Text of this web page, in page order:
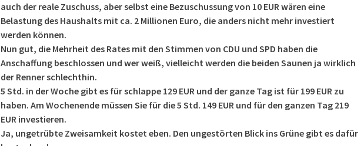
auch der reale Zuschuss, aber selbst eine Bezuschussung von 10 EUR wären eine
Belastung des Haushalts mit ca. 2 Millionen Euro, die anders nicht mehr investiert
werden können.
Nun gut, die Mehrheit des Rates mit den Stimmen von CDU und SPD haben die
Anschaffung beschlossen und wer weiß, vielleicht werden die beiden Saunen ja wirklich
der Renner schlechthin.
5 Std. in der Woche gibt es für schlappe 129 EUR und der ganze Tag ist für 199 EUR zu
haben. Am Wochenende müssen Sie für die 5 Std. 149 EUR und für den ganzen Tag 219
EUR investieren.
Ja, ungetrübte Zweisamkeit kostet eben. Den ungestörten Blick ins Grüne gibt es dafür